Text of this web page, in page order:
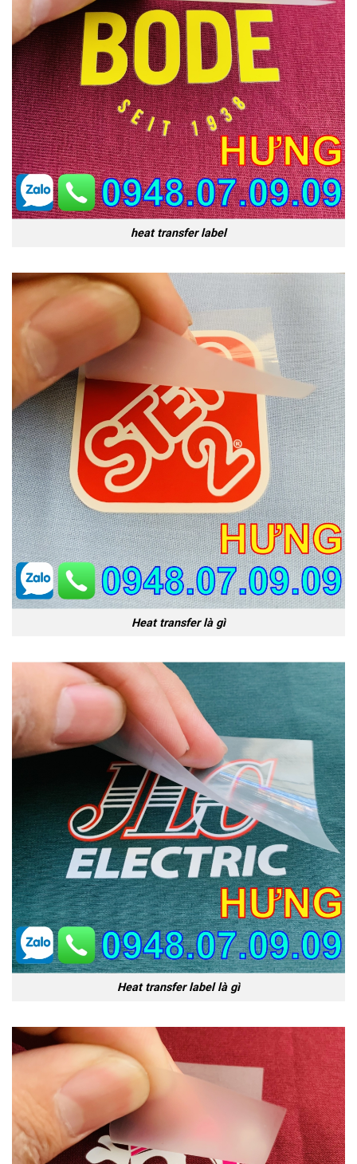
heat transfer label
Heat transfer là gì
Heat transfer label là gì